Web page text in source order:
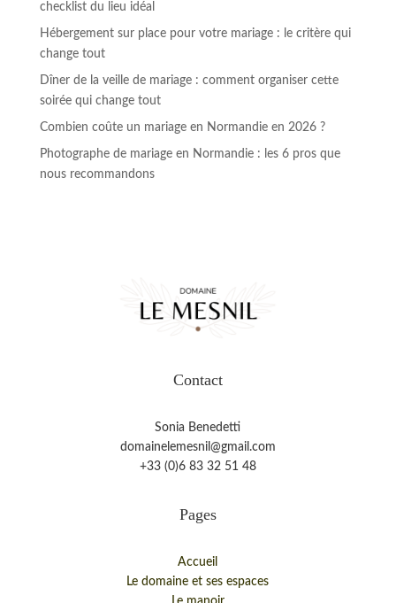
checklist du lieu idéal
Hébergement sur place pour votre mariage : le critère qui
change tout
Dîner de la veille de mariage : comment organiser cette
soirée qui change tout
Combien coûte un mariage en Normandie en 2026 ?
Photographe de mariage en Normandie : les 6 pros que
nous recommandons
Contact
Sonia Benedetti
domainelemesnil@gmail.com
+33 (0)6 83 32 51 48
Pages
Accueil
Le domaine et ses espaces